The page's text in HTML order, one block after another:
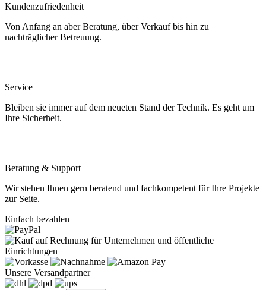
Kundenzufriedenheit
Von Anfang an aber Beratung, über Verkauf bis hin zu
nachträglicher Betreuung.
Service
Bleiben sie immer auf dem neueten Stand der Technik. Es geht um
Ihre Sicherheit.
Beratung & Support
Wir stehen Ihnen gern beratend und fachkompetent für Ihre Projekte
zur Seite.
Einfach bezahlen
Unsere Versandpartner